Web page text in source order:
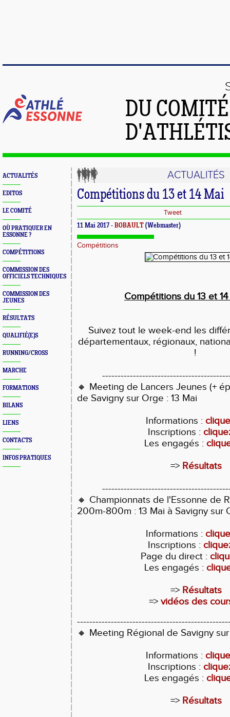
DU
ACTUALITÉS
EDITOS
LE COMITÉ
OÙ PRATIQUER EN
ESSONNE ?
COMPÉTITIONS
COMMISSION DES
OFFICIELS TECHNIQUES
COMMISSION DES
JEUNES
RÉSULTATS
QUALIFIÉ(E)S
RUNNING/CROSS
MARCHE
FORMATIONS
BILANS
LIENS
CONTACTS
INFOS PRATIQUES
ACTUALITÉS
Compétitions du 13 et 14 Mai
Tweet
11 Mai 2017 - BOBAULT (Webmaster)
Compétitions
Compétitions du 13 et
Suivez tout le week-end les
départementaux, régionaux,
!
🔸 Meeting de Lancers Jeunes (+
de Savigny sur Orge : 13 Mai
Informations :
Inscriptions :
Les engagés :
=> Résultats
🔸 Championnats de l'Essonne de
200m-800m : 13 Mai à Savigny sur
Informations :
Inscriptions :
Page du direct :
Les engagés :
=> Résultats
=>vidéos des
🔸 Meeting Régional de Savigny
Informations :
Inscriptions :
Les engagés :
=> Résultats